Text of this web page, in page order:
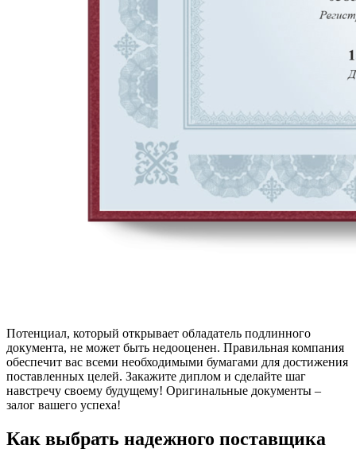
Потенциал, который открывает обладатель подлинного
документа, не может быть недооценен. Правильная компания
обеспечит вас всеми необходимыми бумагами для достижения
поставленных целей. Закажите диплом и сделайте шаг
навстречу своему будущему! Оригинальные документы –
залог вашего успеха!
Как выбрать надежного поставщика